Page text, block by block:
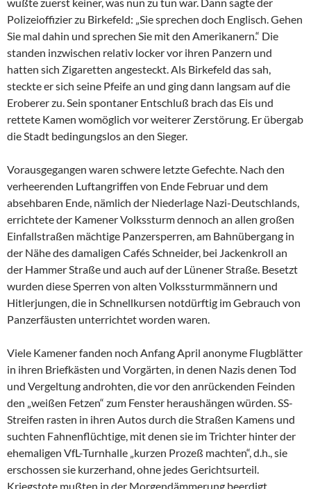
Polizeioffizier zu Birkefeld: „Sie sprechen doch Englisch. Gehen
Sie mal dahin und sprechen Sie mit den Amerikanern.“ Die
standen inzwischen relativ locker vor ihren Panzern und
hatten sich Zigaretten angesteckt. Als Birkefeld das sah,
steckte er sich seine Pfeife an und ging dann langsam auf die
Eroberer zu. Sein spontaner Entschluß brach das Eis und
rettete Kamen womöglich vor weiterer Zerstörung. Er übergab
die Stadt bedingungslos an den Sieger.
Vorausgegangen waren schwere letzte Gefechte. Nach den
verheerenden Luftangriffen von Ende Februar und dem
absehbaren Ende, nämlich der Niederlage Nazi-Deutschlands,
errichtete der Kamener Volkssturm dennoch an allen großen
Einfallstraßen mächtige Panzersperren, am Bahnübergang in
der Nähe des damaligen Cafés Schneider, bei Jackenkroll an
der Hammer Straße und auch auf der Lünener Straße. Besetzt
wurden diese Sperren von alten Volkssturmmännern und
Hitlerjungen, die in Schnellkursen notdürftig im Gebrauch von
Panzerfäusten unterrichtet worden waren.
Viele Kamener fanden noch Anfang April anonyme Flugblätter
in ihren Briefkästen und Vorgärten, in denen Nazis denen Tod
und Vergeltung androhten, die vor den anrückenden Feinden
den „weißen Fetzen“ zum Fenster heraushängen würden. SS-
Streifen rasten in ihren Autos durch die Straßen Kamens und
suchten Fahnenflüchtige, mit denen sie im Trichter hinter der
ehemaligen VfL-Turnhalle „kurzen Prozeß machten“, d.h., sie
erschossen sie kurzerhand, ohne jedes Gerichtsurteil.
Kriegstote mußten in der Morgendämmerung beerdigt